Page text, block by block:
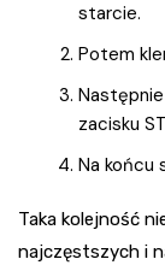
starcie.
Potem
zacisku
Na końcu
Taka kolejność
najczęstszych i